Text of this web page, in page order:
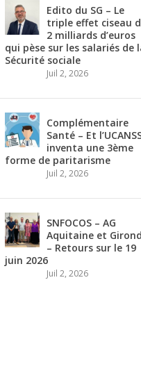
Edito du SG – Le
triple effet ciseau
2 milliards d’euros
qui pèse sur les salariés de
Sécurité sociale
Juil 2, 2026
Complémentaire
Santé – Et
inventa une 3ème
forme de paritarisme
Juil 2, 2026
SNFOCOS – AG
Aquitaine et
– Retours sur le 19
juin 2026
Juil 2, 2026